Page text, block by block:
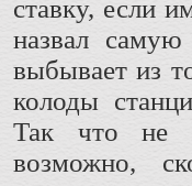
ставку, если
назвал
выбывает из
колоды
Так что не
возможно,